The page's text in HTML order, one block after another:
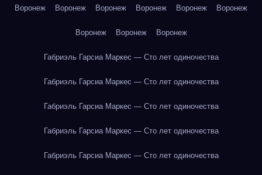
Воронеж Воронеж Воронеж Воронеж Воронеж Воронеж
Воронеж Воронеж Воронеж
Габриэль Гарсиа Маркес — Сто лет одиночества
Габриэль Гарсиа Маркес — Сто лет одиночества
Габриэль Гарсиа Маркес — Сто лет одиночества
Габриэль Гарсиа Маркес — Сто лет одиночества
Габриэль Гарсиа Маркес — Сто лет одиночества